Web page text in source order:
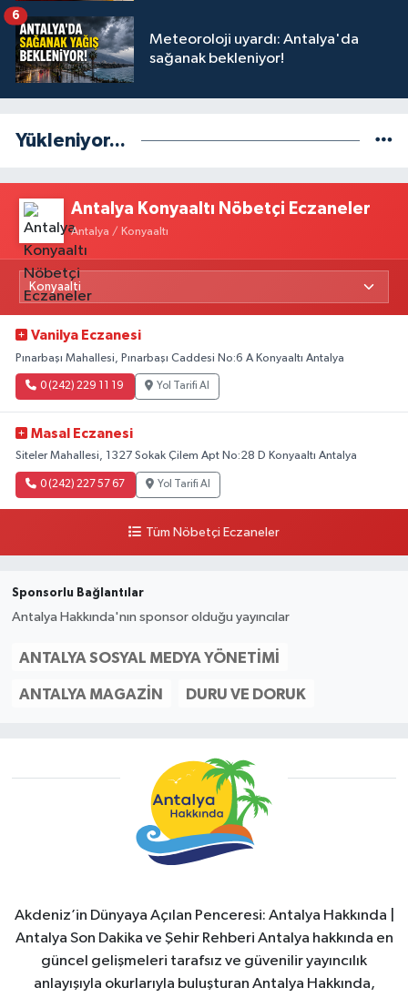
Meteoroloji uyardı: Antalya'da
sağanak bekleniyor!
6
Yükleniyor...
Antalya Konyaaltı Nöbetçi Eczaneler
Antalya / Konyaaltı
Vanilya Eczanesi
Pınarbaşı Mahallesi, Pınarbaşı Caddesi No:6 A Konyaaltı Antalya
0 (242) 229 11 19 Yol Tarifi Al
Masal Eczanesi
Siteler Mahallesi, 1327 Sokak Çilem Apt No:28 D Konyaaltı Antalya
0 (242) 227 57 67 Yol Tarifi Al
Tüm Nöbetçi Eczaneler
Sponsorlu Bağlantılar
Antalya Hakkında'nın sponsor olduğu yayıncılar
ANTALYA SOSYAL MEDYA YÖNETIMI
ANTALYA MAGAZIN DURU VE DORUK
Akdeniz’in Dünyaya Açılan Penceresi: Antalya Hakkında |
Antalya Son Dakika ve Şehir Rehberi Antalya hakkında en
güncel gelişmeleri tarafsız ve güvenilir yayıncılık
anlayışıyla okurlarıyla buluşturan Antalya Hakkında,